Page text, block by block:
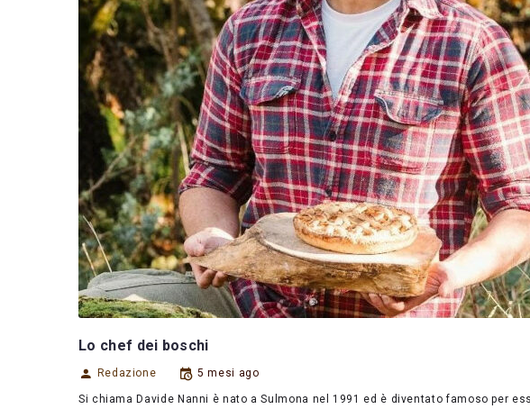
Lo chef dei boschi
Redazione 5 mesi ago
Si chiama Davide Nanni è nato a Sulmona nel 1991 ed è diventato famoso per